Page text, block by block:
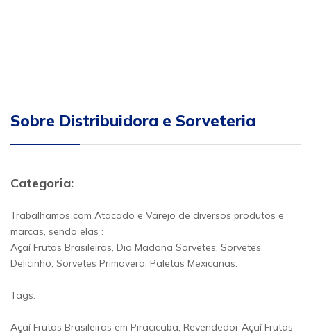
Sobre Distribuidora e Sorveteria
Categoria:
Trabalhamos com Atacado e Varejo de diversos produtos e
marcas, sendo elas :
Açaí Frutas Brasileiras, Dio Madona Sorvetes, Sorvetes
Delicinho, Sorvetes Primavera, Paletas Mexicanas.
Tags:
Açaí Frutas Brasileiras em Piracicaba, Revendedor Açaí Frutas